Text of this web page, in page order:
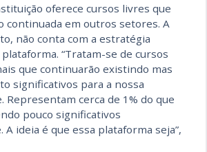
oferece cursos livres que
continuada em outros setores. A
não conta com a estratégia
“Tratam-se de cursos
que continuarão existindo mas
significativos para a nossa
Representam cerca de 1% do que
pouco significativos
ideia é que essa plataforma seja”,